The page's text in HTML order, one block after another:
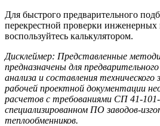
Для быстрого предварительного
перекрестной проверки
воспользуйтесь калькулятором.
Дисклеймер: Представленные
предназначены для
анализа и составления
рабочей проектной документации
расчетов с требованиями СП 41-
специализированном ПО заводов-
теплообменников.